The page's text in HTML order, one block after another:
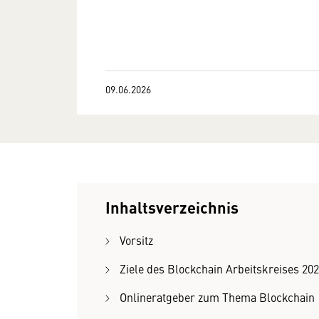
09.06.2026
Inhaltsverzeichnis
Vorsitz
Ziele des Blockchain Arbeitskreises
Onlineratgeber zum Thema Blockchain